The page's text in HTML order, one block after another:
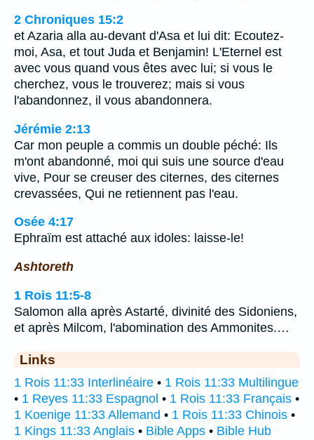
2 Chroniques 15:2
et Azaria alla au-devant d'Asa et lui dit: Ecoutez-
moi, Asa, et tout Juda et Benjamin! L'Eternel est
avec vous quand vous êtes avec lui; si vous le
cherchez, vous le trouverez; mais si vous
l'abandonnez, il vous abandonnera.
Jérémie 2:13
Car mon peuple a commis un double péché: Ils
m'ont abandonné, moi qui suis une source d'eau
vive, Pour se creuser des citernes, des citernes
crevassées, Qui ne retiennent pas l'eau.
Osée 4:17
Ephraïm est attaché aux idoles: laisse-le!
Ashtoreth
1 Rois 11:5-8
Salomon alla après Astarté, divinité des Sidoniens,
et après Milcom, l'abomination des Ammonites.…
Links
1 Rois 11:33 Interlinéaire • 1 Rois 11:33 Multilingue
• 1 Reyes 11:33 Espagnol • 1 Rois 11:33 Français •
1 Koenige 11:33 Allemand • 1 Rois 11:33 Chinois •
1 Kings 11:33 Anglais • Bible Apps • Bible Hub